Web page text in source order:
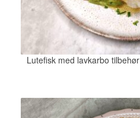
Lutefisk med lavkarbo tilbehør